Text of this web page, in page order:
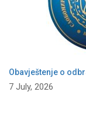
Obavještenje o
7 July, 2026